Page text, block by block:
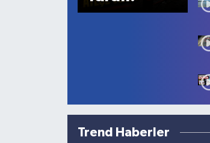
Trend Haberler